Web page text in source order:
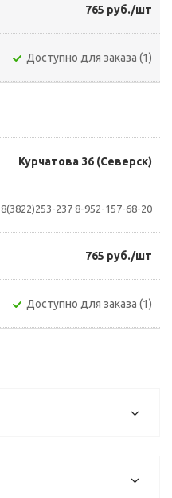
765 руб./шт
Доступно для заказа (1)
Курчатова 36 (Северск)
8(3822)253-237 8-952-157-68-20
765 руб./шт
Доступно для заказа (1)